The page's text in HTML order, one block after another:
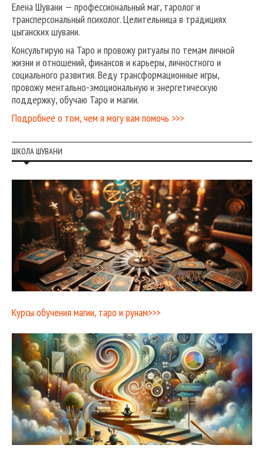
Елена Шувани — профессиональный маг, таролог и
трансперсональный психолог. Целительница в традициях
цыганских шувани.
Консультирую на Таро и провожу ритуалы по темам личной
жизни и отношений, финансов и карьеры, личностного и
социального развития. Веду трансформационные игры,
провожу ментально-эмоциональную и энергетическую
поддержку, обучаю Таро и магии.
Подробнее о том, чем я могу вам помочь >>>
ШКОЛА ШУВАНИ
Курсы обучения магии, таро и рунам>>>